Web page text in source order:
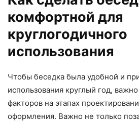
комфортной для
круглогодичного
использования
Чтобы беседка была удобной и
использования круглый год,
факторов на этапах
оформления. Важно не только